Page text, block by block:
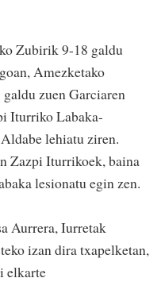
Zubirik 9-18 galdu
Amezketako
zuen Garciaren
Iturriko Labaka-
lehiatu ziren.
Zazpi Iturrikoek, baina
lesionatu egin zen.
Aurrera, Iurretak
izan dira txapelketan,
elkarte